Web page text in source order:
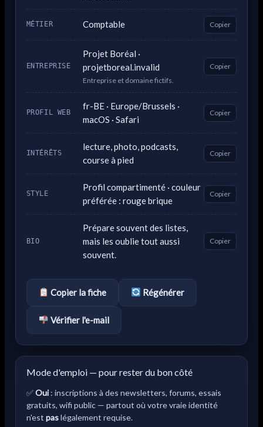
MÉTIER Comptable Copier
ENTREPRISE
Projet Boréal ·
projetboreal.invalid
Entreprise et domaine fictifs.
Copier
PROFIL WEB
fr-BE · Europe/Brussels ·
macOS · Safari
Copier
INTÉRÊTS
lecture, photo, podcasts,
course à pied
Copier
STYLE
Profil compartimenté · couleur
préférée : rouge brique
Copier
BIO
Prépare souvent des listes,
mais les oublie tout aussi
souvent.
Copier
Copier la fiche Régénérer
Vérifier l'e-mail
Mode d'emploi — pour rester du bon côté
Oui: inscriptions à des newsletters, forums, essais
gratuits, wifi public — partout où votre vraie identité
n'est paslégalement requise.